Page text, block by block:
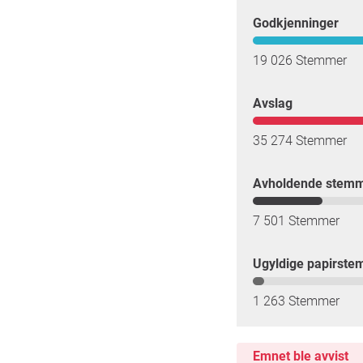
Godkjenninger
19 026 Stemmer
Avslag
35 274 Stemmer
Avholdende
7 501 Stemmer
Ugyldige
1 263 Stemmer
Emnet ble avvist